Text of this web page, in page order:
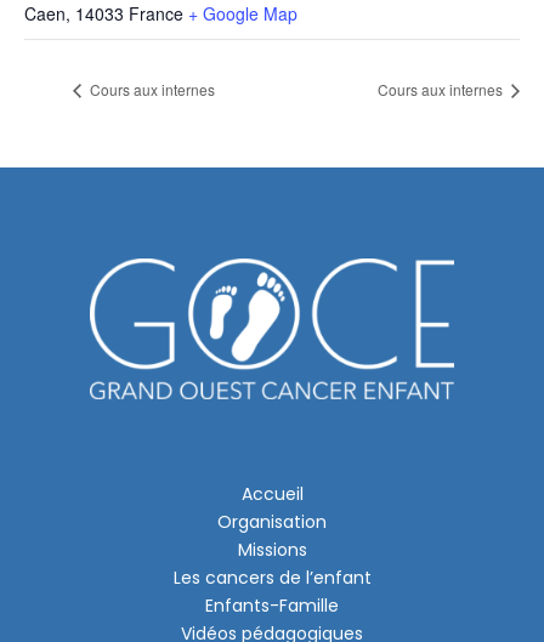
Caen, 14033 France + Google Map
Cours aux internes Cours aux internes
Accueil
Organisation
Missions
Les cancers de l’enfant
Enfants-Famille
Vidéos pédagogiques